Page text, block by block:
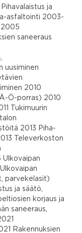
ja
asfaltointi 2003-
2005
saneeraus
uusiminen
2010
Ö-porras) 2010
Tukimuurin
2013 Piha-
Televerkoston
Ulkovaipan
parvekelasit)
ja säätö,
korjaus ja
saneeraus,
Rakennuksien